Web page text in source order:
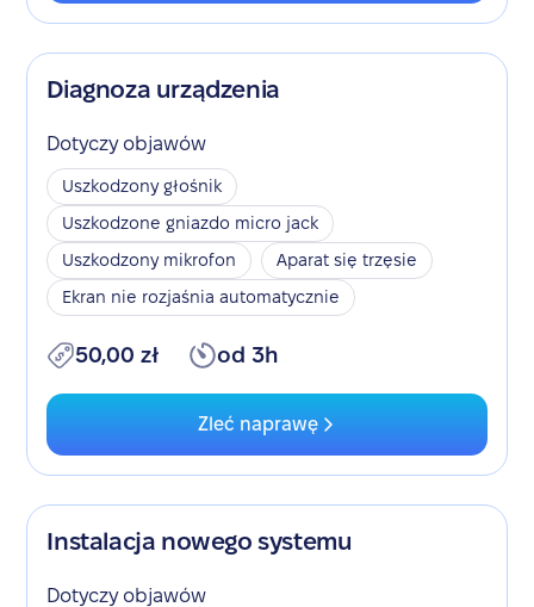
Diagnoza urządzenia
Dotyczy objawów
Uszkodzony głośnik
Uszkodzone gniazdo micro jack
Uszkodzony mikrofon
Aparat się trzęsie
Ekran nie rozjaśnia automatycznie
50,00 zł od 3h
Zleć naprawę
Instalacja nowego systemu
Dotyczy objawów